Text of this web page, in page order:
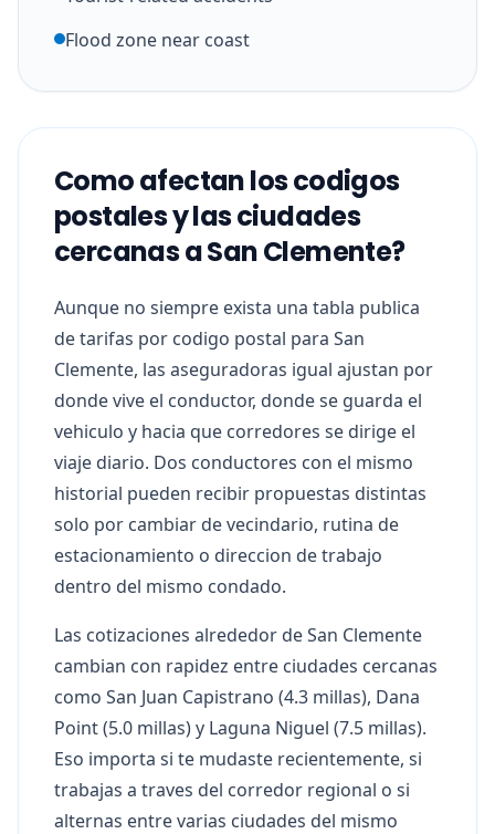
Flood zone near coast
Como afectan los codigos
postales y las ciudades
cercanas a San Clemente?
Aunque no siempre exista una tabla publica
de tarifas por codigo postal para San
Clemente, las aseguradoras igual ajustan por
donde vive el conductor, donde se guarda el
vehiculo y hacia que corredores se dirige el
viaje diario. Dos conductores con el mismo
historial pueden recibir propuestas distintas
solo por cambiar de vecindario, rutina de
estacionamiento o direccion de trabajo
dentro del mismo condado.
Las cotizaciones alrededor de San Clemente
cambian con rapidez entre ciudades cercanas
como San Juan Capistrano (4.3 millas), Dana
Point (5.0 millas) y Laguna Niguel (7.5 millas).
Eso importa si te mudaste recientemente, si
trabajas a traves del corredor regional o si
alternas entre varias ciudades del mismo